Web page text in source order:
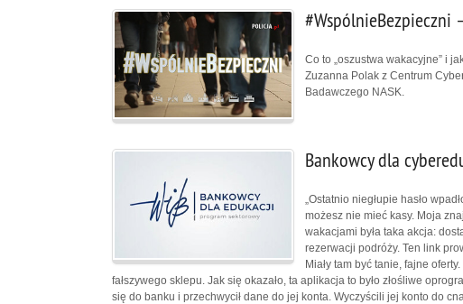
#WspólnieBezpieczni
Co to „oszustwa wakacyjne” i
Zuzanna Polak z Centrum
Badawczego NASK.
Bankowcy dla
„Ostatnio niegłupie hasło
możesz nie mieć kasy. Moja
wakacjami była taka akcja:
rezerwacji podróży. Ten link
Miały tam być tanie, fajne
fałszywego sklepu. Jak się okazało, ta aplikacja to było złośliwe
się do banku i przechwycił dane do jej konta. Wyczyścili jej konto do